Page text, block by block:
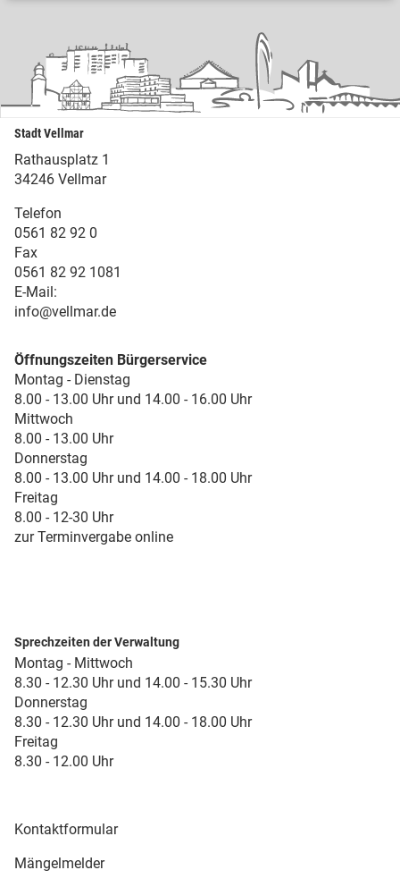
Stadt Vellmar
Rathausplatz 1
34246 Vellmar
Telefon
0561 82 92 0
Fax
0561 82 92 1081
E-Mail:
info@vellmar.de
Öffnungszeiten Bürgerservice
Montag - Dienstag
8.00 - 13.00 Uhr und 14.00 - 16.00 Uhr
Mittwoch
8.00 - 13.00 Uhr
Donnerstag
8.00 - 13.00 Uhr und 14.00 - 18.00 Uhr
Freitag
8.00 - 12-30 Uhr
zur Terminvergabe online
Sprechzeiten der Verwaltung
Montag - Mittwoch
8.30 - 12.30 Uhr und 14.00 - 15.30 Uhr
Donnerstag
8.30 - 12.30 Uhr und 14.00 - 18.00 Uhr
Freitag
8.30 - 12.00 Uhr
Kontaktformular
Mängelmelder